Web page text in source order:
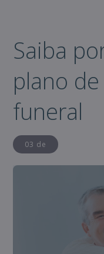
Saiba
plano
funeral
03 de